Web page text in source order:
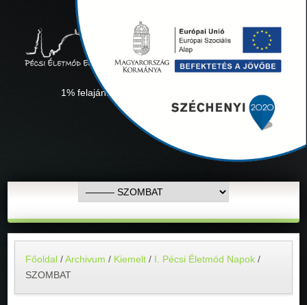
1% felajánlás "Együtt minden sikerül" Adószámunk:
18311927-1-02
Főoldal /Archivum / Kiemelt / I. Pécsi Életmód Napok /
SZOMBAT